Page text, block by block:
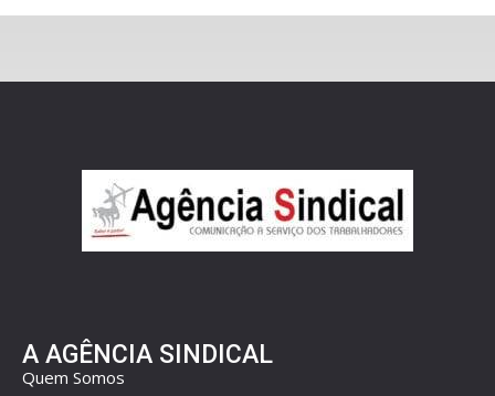
A AGÊNCIA SINDICAL
Quem Somos